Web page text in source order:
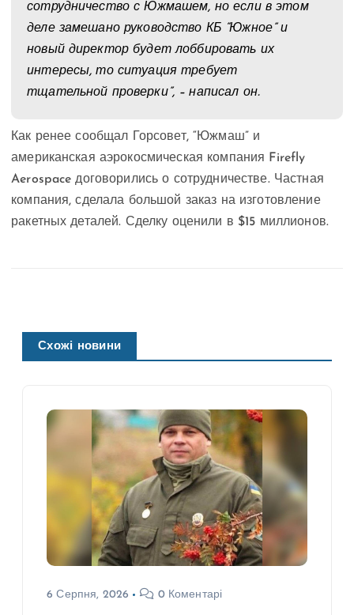
сотрудничество с Южмашем, но если в этом
деле замешано руководство КБ “Южное” и
новый директор будет лоббировать их
интересы, то ситуация требует
тщательной проверки”, – написал он.
Как ренее сообщал Горсовет, “Южмаш” и
американская аэрокосмическая компания Firefly
Aerospace договорились о сотрудничестве. Частная
компания, сделала большой заказ на изготовление
ракетных деталей. Сделку оценили в $15 миллионов.
Схожі новини
6 Серпня, 2026 0 Коментарі